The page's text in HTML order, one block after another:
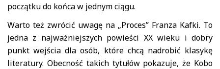
początku do końca w jednym ciągu.
Warto też zwrócić uwagę na „Proces” Franza Kafki. To
jedna z najważniejszych powieści XX wieku i dobry
punkt wejścia dla osób, które chcą nadrobić klasykę
literatury. Obecność takich tytułów pokazuje, że Kobo